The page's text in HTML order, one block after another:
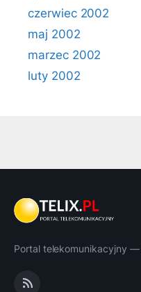
czerwiec 2002
maj 2002
marzec 2002
luty 2002
Portal telekomunikacyjny